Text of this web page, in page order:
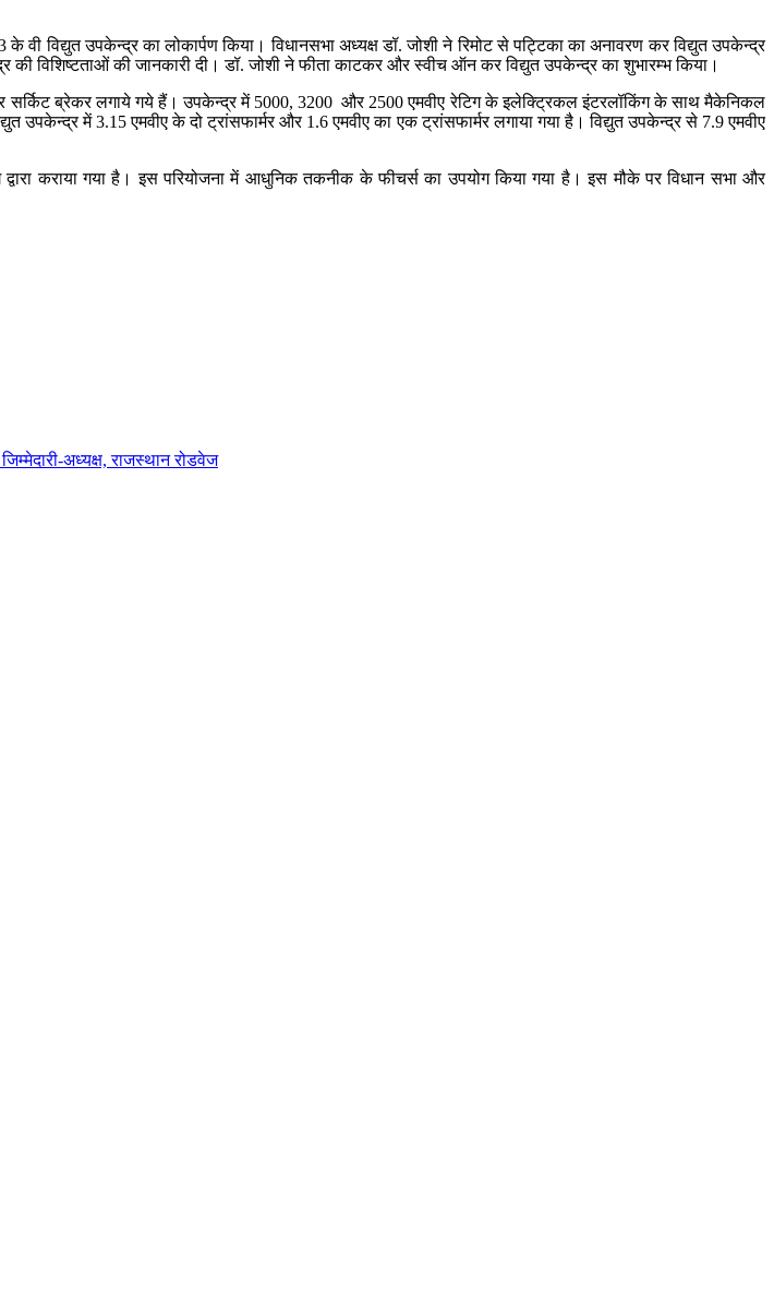
विद्युत उपकेन्‍द्र का लोकार्पण किया। विधानसभा अध्‍यक्ष डॉ. जोशी ने रिमोट से पट्टिका का अनावरण कर विद्युत उपकेन्‍द्र
की विशिष्‍टताओं की जानकारी दी। डॉ. जोशी ने फीता काटकर और स्‍वीच ऑन कर विद्युत उपकेन्‍द्र का शुभारम्‍भ किया।
सर्किट ब्रेकर लगाये गये हैं। उपकेन्‍द्र में 5000, 3200 और 2500 एमवीए रेटिग के इलेक्ट्रिकल इंटरलॉकिंग के साथ मैकेनिकल
उपकेन्‍द्र में 3.15 एमवीए के दो ट्रांसफार्मर और 1.6 एमवीए का एक ट्रांसफार्मर लगाया गया है। विद्युत उपकेन्‍द्र से 7.9 एमवीए
द्वारा कराया गया है। इस परियोजना में आधुनिक तकनीक के फीचर्स का उपयोग किया गया है। इस मौके पर विधान सभा और
अध्यक्ष, राजस्थान रोडवेज